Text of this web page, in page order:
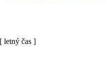
letný čas ]